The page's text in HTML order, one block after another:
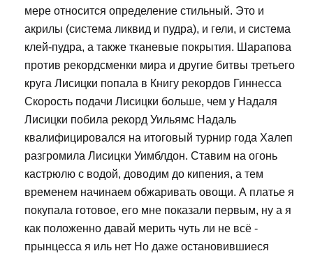
мере относится определение стильный. Это и
акрилы (система ликвид и пудра), и гели, и система
клей-пудра, а также тканевые покрытия. Шарапова
против рекордсменки мира и другие битвы третьего
круга Лисицки попала в Книгу рекордов Гиннесса
Скорость подачи Лисицки больше, чем у Надаля
Лисицки побила рекорд Уильямс Надаль
квалифицировался на итоговый турнир года Халеп
разгромила Лисицки Уимблдон. Ставим на огонь
кастрюлю с водой, доводим до кипения, а тем
временем начинаем обжаривать овощи. А платье я
покупала готовое, его мне показали первым, ну а я
как положенно давай мерить чуть ли не всё -
прынцесса я иль нет Но даже остановившиеся